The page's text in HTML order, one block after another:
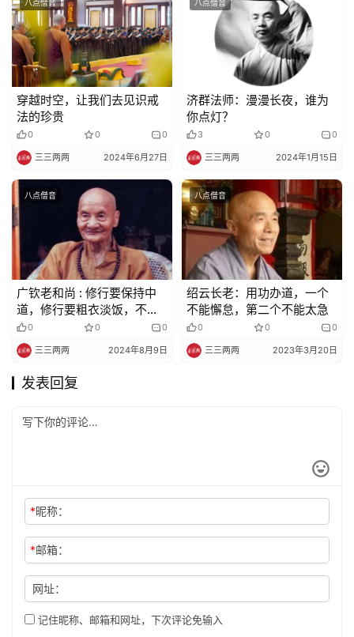
八点僧音
穿越时空，让我们去见识戒
法的珍贵
0 0 0
三三两两 2024年6月27日
八点僧音
济群法师：漫漫长夜，谁为
你点灯？
3 0 0
三三两两 2024年1月15日
八点僧音
广钦老和尚 : 修行要保持中
道，修行要粗衣淡饭，不着
香味触法，但是要自然，不
是刻意地不吃饭、不穿衣、
挨冻、不睡觉。
0 0 0
三三两两 2024年8月9日
八点僧音
绍云长老：用功办道，一个
不能懈怠，第二个不能太急
0 0 0
三三两两 2023年3月20日
发表回复
*昵称：
*邮箱：
网址：
记住昵称、邮箱和网址，下次评论免输入